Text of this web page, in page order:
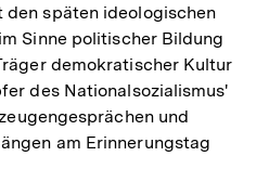
späten ideologischen
Sinne politischer Bildung
demokratischer Kultur
des Nationalsozialismus'
und
am Erinnerungstag